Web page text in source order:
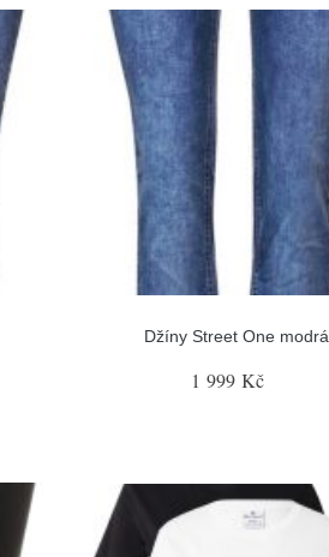
Džíny Street One modrá
1 999 Kč